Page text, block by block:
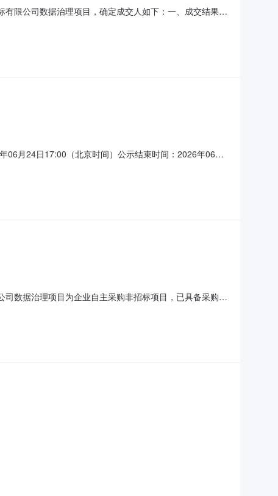
限公司数据治理项目，确定成交人如下：一、成交结果序
：山西焦煤集团招标有限公司（签章）
06月24日17:00（北京时间）公示结束时间：2026年06月
对本公示有异议者请在公示期内提出，提出异议的渠
数据治理项目为企业自主采购非招标项目，已具备采购条
情况：已落实。1.5采购项目概况：数据安全分类分级系